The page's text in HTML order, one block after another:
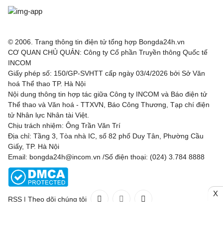
© 2006. Trang thông tin điện tử tổng hợp Bongda24h.vn
CƠ QUAN CHỦ QUẢN: Công ty Cổ phần Truyền thông Quốc tế
INCOM
Giấy phép số: 150/GP-SVHTT cấp ngày 03/4/2026 bởi Sở Văn
hoá Thể thao TP. Hà Nội
Nội dung thông tin hợp tác giữa Công ty INCOM và Báo điện tử
Thể thao và Văn hoá - TTXVN, Báo Công Thương, Tạp chí điện
tử Nhân lực Nhân tài Việt.
Chịu trách nhiệm: Ông Trần Văn Trí
Địa chỉ: Tầng 3, Tòa nhà IC, số 82 phố Duy Tân, Phường Cầu
Giấy, TP. Hà Nội
Email: bongda24h@incom.vn /Số điện thoại: (024) 3.784 8888
RSS | Theo dõi chúng tôi
X